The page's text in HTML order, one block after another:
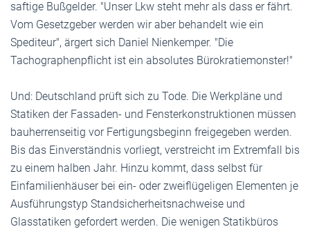
saftige Bußgelder. "Unser Lkw steht mehr als dass er fährt.
Vom Gesetzgeber werden wir aber behandelt wie ein
Spediteur", ärgert sich Daniel Nienkemper. "Die
Tachographenpflicht ist ein absolutes Bürokratiemonster!"
Und: Deutschland prüft sich zu Tode. Die Werkpläne und
Statiken der Fassaden- und Fensterkonstruktionen müssen
bauherrenseitig vor Fertigungsbeginn freigegeben werden.
Bis das Einverständnis vorliegt, verstreicht im Extremfall bis
zu einem halben Jahr. Hinzu kommt, dass selbst für
Einfamilienhäuser bei ein- oder zweiflügeligen Elementen je
Ausführungstyp Standsicherheitsnachweise und
Glasstatiken gefordert werden. Die wenigen Statikbüros